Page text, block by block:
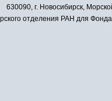
630090, г. Новосибирск,
отделения РАН для